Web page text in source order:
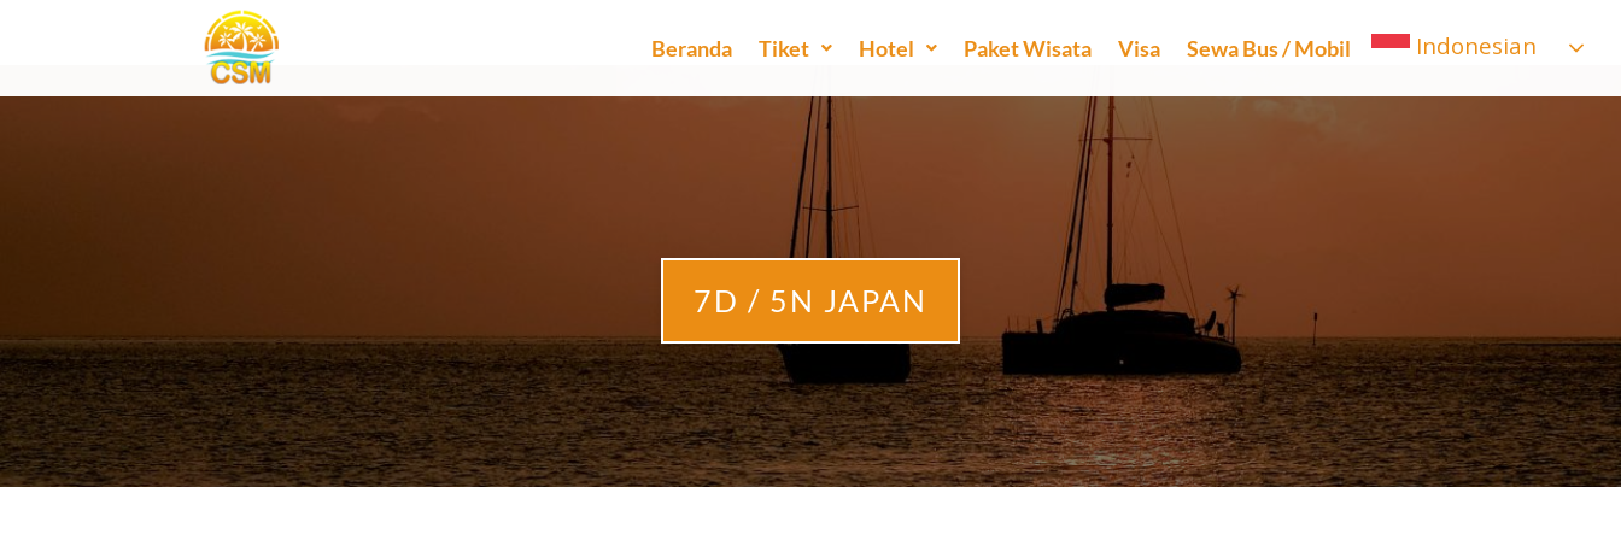
Beranda Tiket Hotel Paket Wisata Visa Sewa Bus / Mobil Indonesian
7D / 5N JAPAN